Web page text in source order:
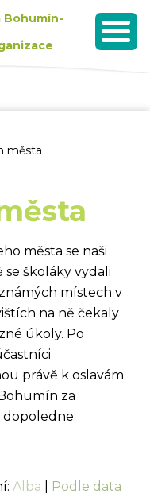
Bohumín-
MENU
města
města se naši
školáky vydali
místech v
na ně čekaly
úkoly. Po
právě k oslavám
za
dopoledne.
Alba Podle data